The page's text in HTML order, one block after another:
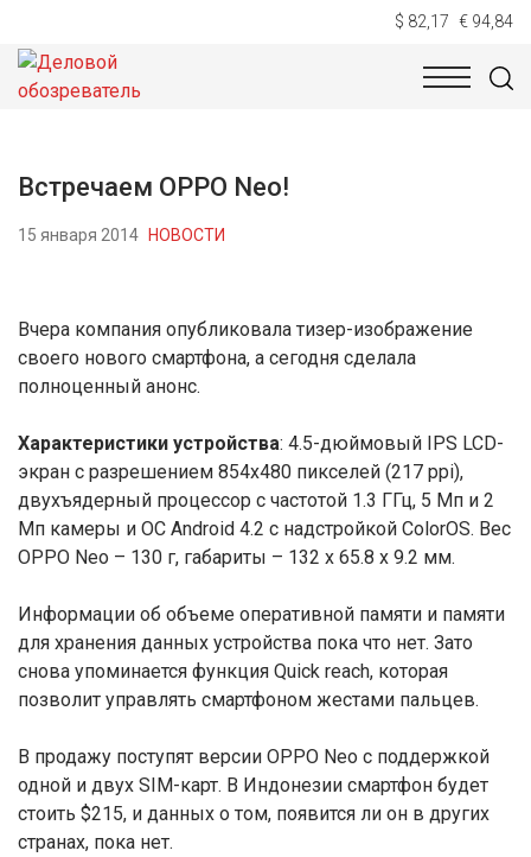
$ 82,17 € 94,84
НОВОСТИ
Встречаем OPPO Neo!
15 января 2014 НОВОСТИ
Вчера компания опубликовала тизер-изображение
своего нового смартфона, а сегодня сделала
полноценный анонс.
Характеристики устройства: 4.5-дюймовый IPS LCD-
экран с разрешением 854х480 пикселей (217 ppi),
двухъядерный процессор с частотой 1.3 ГГц, 5 Мп и 2
Мп камеры и ОС Android 4.2 с надстройкой ColorOS. Вес
OPPO Neo – 130 г, габариты – 132 х 65.8 х 9.2 мм.
Информации об объеме оперативной памяти и памяти
для хранения данных устройства пока что нет. Зато
снова упоминается функция Quick reach, которая
позволит управлять смартфоном жестами пальцев.
В продажу поступят версии OPPO Neo с поддержкой
одной и двух SIM-карт. В Индонезии смартфон будет
стоить $215, и данных о том, появится ли он в других
странах, пока нет.